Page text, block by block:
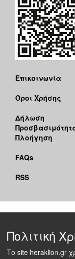
Επικοινωνία
Όροι Χρήσης
Δήλωση
Πλοήγηση
FAQs
RSS
Πολιτική
Το site heraklion.gr